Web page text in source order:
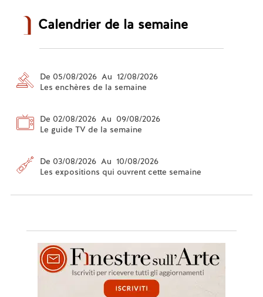
Calendrier de la semaine
De 05/08/2026 Au 12/08/2026
Les enchères de la semaine
De 02/08/2026 Au 09/08/2026
Le guide TV de la semaine
De 03/08/2026 Au 10/08/2026
Les expositions qui ouvrent cette semaine